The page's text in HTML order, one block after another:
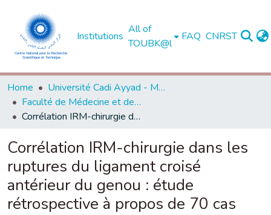
Institutions
All of
TOUBK@l
FAQ CNRST
Home
Université Cadi Ayyad - Marrakech
Faculté de Médecine et de Pharmacie - Marrakech
Corrélation IRM-chirurgie dans les ruptures du ligament croisé antérieur du genou : étude rétrospective à propos de 70 cas
Corrélation IRM-chirurgie dans les
ruptures du ligament croisé
antérieur du genou : étude
rétrospective à propos de 70 cas